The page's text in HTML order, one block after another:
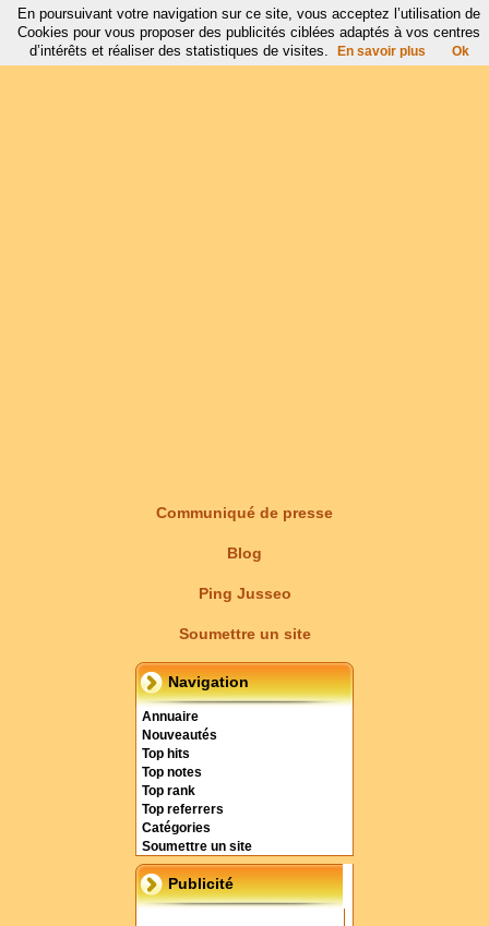
Communiqué de presse
Blog
Ping Jusseo
Soumettre un site
Navigation
Annuaire
Nouveautés
Top hits
Top notes
Top rank
Top referrers
Catégories
Soumettre un site
Publicité
En poursuivant votre navigation sur ce site, vous acceptez l’utilisation de
Cookies pour vous proposer des publicités ciblées adaptés à vos centres
d’intérêts et réaliser des statistiques de visites.
En savoir plus Ok